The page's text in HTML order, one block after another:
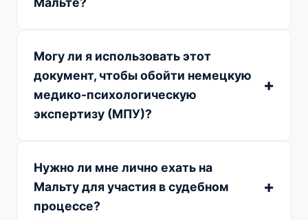
Могу ли я использовать этот
документ, чтобы обойти немецкую
медико-психологическую
экспертизу (МПУ)?
Нужно ли мне лично ехать на
Мальту для участия в судебном
процессе?